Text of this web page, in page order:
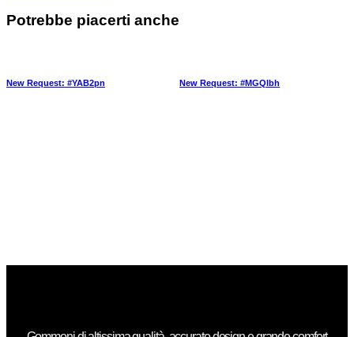
Potrebbe piacerti anche
New Request: #YAB2pn New Request: #MGQlbh